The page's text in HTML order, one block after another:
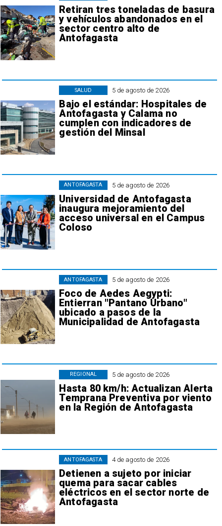
Retiran tres toneladas de basura
y vehículos abandonados en el
sector centro alto de
Antofagasta
5 de agosto de 2026
Bajo el estándar: Hospitales de
Antofagasta y Calama no
cumplen con indicadores de
gestión del Minsal
SALUD
5 de agosto de 2026
Universidad de Antofagasta
inaugura mejoramiento del
acceso universal en el Campus
Coloso
ANTOFAGASTA
5 de agosto de 2026
Foco de Aedes Aegypti:
Entierran "Pantano Urbano"
ubicado a pasos de la
Municipalidad de Antofagasta
ANTOFAGASTA
5 de agosto de 2026
Hasta 80 km/h: Actualizan Alerta
Temprana Preventiva por viento
en la Región de Antofagasta
REGIONAL
4 de agosto de 2026
Detienen a sujeto por iniciar
quema para sacar cables
eléctricos en el sector norte de
Antofagasta
ANTOFAGASTA